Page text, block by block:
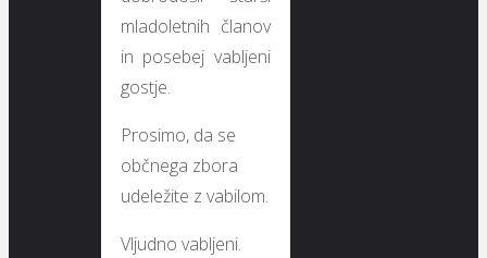
mladoletnih članov
in posebej vabljeni
gostje.
Prosimo, da se
občnega zbora
udeležite z vabilom.
Vljudno vabljeni.